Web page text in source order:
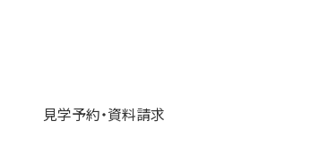
見学予約・資料請求